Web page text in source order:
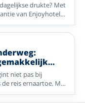
drukte? Met
van Enjoyhotels
van alles wat een
frisse zeelucht op
landschappen
en België: uw
zodat u alleen nog
niet pas bij
reis ernaartoe. Met
u comfortabel
naar bijzondere